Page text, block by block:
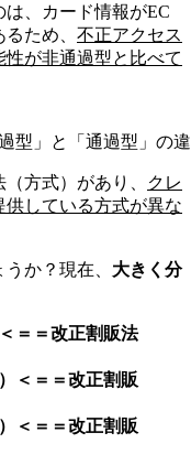
、カード情報がEC
ため、 不正アクセス
が非通過型と比べて
型」と「通過型」の
方式）があり、
クレ
している方式が異な
か？現在、 大きく分
＝＝改正割販法
）＜＝＝改正割販
＜＝＝改正割販